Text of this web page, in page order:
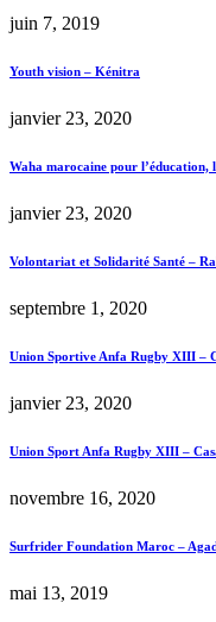
juin 7, 2019
Youth vision – Kénitra
janvier 23, 2020
Waha marocaine pour
janvier 23, 2020
Volontariat et Solidarité Santé –
septembre 1, 2020
Union Sportive Anfa Rugby XIII –
janvier 23, 2020
Union Sport Anfa Rugby XIII –
novembre 16, 2020
Surfrider Foundation Maroc –
mai 13, 2019